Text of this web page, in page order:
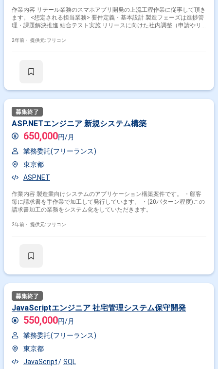
作業内容 リテール業務のスマホアプリ開発の上流工程作業に従事して頂き
ます。 <想定される担当業務> 要件定義・基本設計 製造フェーズは進捗管
理・課題解決推進 結合テスト実施 リリースに向けた社内調整（申請やリ
2年前・ 提供元: フリコン
ASP.NETエンジニア 新規システム構築
650,000円/月
業務委託(フリーランス)
東京都
ASP.NET
作業内容 製造業向けシステムのアプリケーション構築案件です。 ・顧客
毎に請求書を手作業で加工して発行しています。 ・(20パターン程度)この
請求書加工の業務をシステム化をしていただきます。
2年前・ 提供元: フリコン
JavaScriptエンジニア 社宅管理システム保守開発
550,000円/月
業務委託(フリーランス)
東京都
JavaScript
SQL